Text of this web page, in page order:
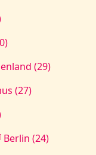
(29)
(27)
Berlin (24)